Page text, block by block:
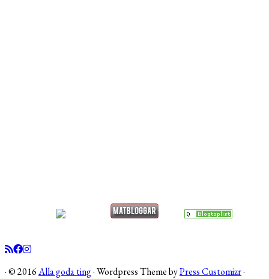
·© 2016Alla goda ting·Wordpress Theme byPress Customizr·